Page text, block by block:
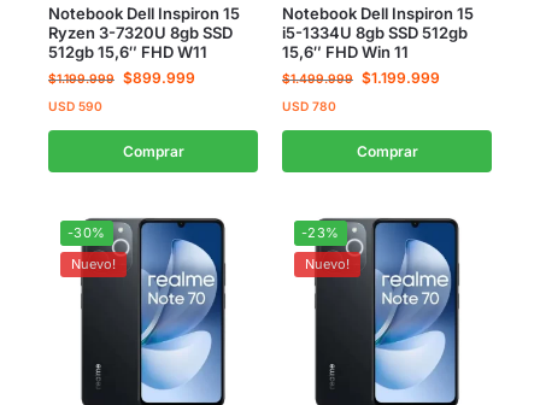
Notebook Dell Inspiron 15
Ryzen 3-7320U 8gb SSD
512gb 15,6″ FHD W11
$1.199.999 $899.999
USD 590
Comprar
Notebook Dell Inspiron 15
i5-1334U 8gb SSD 512gb
15,6″ FHD Win 11
$1.499.999 $1.199.999
USD 780
Comprar
-30%
Nuevo!
-23%
Nuevo!